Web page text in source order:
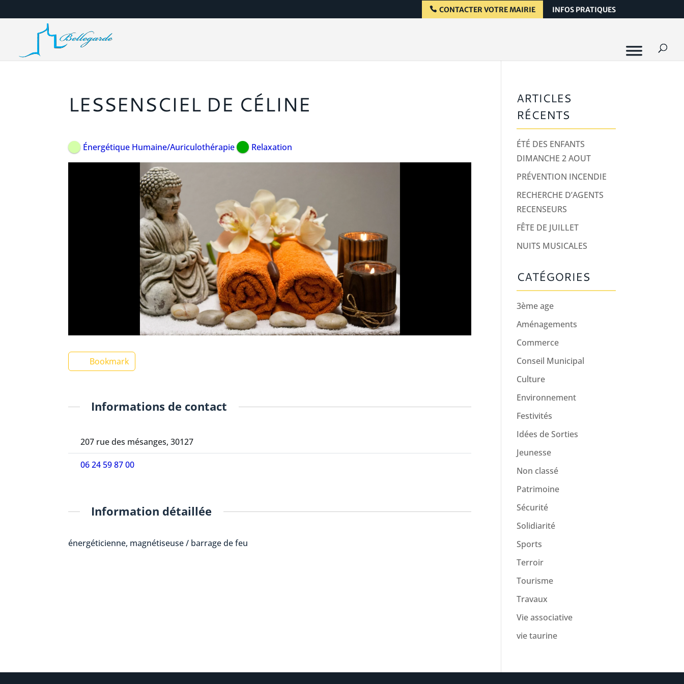
CONTACTER VOTRE MAIRIE INFOS PRATIQUES
LESSENSCIEL DE CÉLINE
Énergétique Humaine/Auriculothérapie Relaxation
Bookmark
Informations de contact
207 rue des mésanges, 30127
06 24 59 87 00
Information détaillée
énergéticienne, magnétiseuse / barrage de feu
ARTICLES
RÉCENTS
ÉTÉ DES ENFANTS
DIMANCHE 2 AOUT
PRÉVENTION INCENDIE
RECHERCHE D’AGENTS
RECENSEURS
FÊTE DE JUILLET
NUITS MUSICALES
CATÉGORIES
3ème age
Aménagements
Commerce
Conseil Municipal
Culture
Environnement
Festivités
Idées de Sorties
Jeunesse
Non classé
Patrimoine
Sécurité
Solidiarité
Sports
Terroir
Tourisme
Travaux
Vie associative
vie taurine